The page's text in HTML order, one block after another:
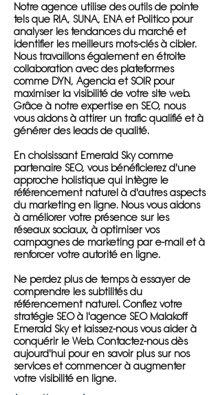
Notre agence utilise des outils de pointe
tels que RIA, SUNA, ENA et Politico pour
analyser les tendances du marché et
identifier les meilleurs mots-clés à cibler.
Nous travaillons également en étroite
collaboration avec des plateformes
comme DYN, Agencia et SOIR pour
maximiser la visibilité de votre site web.
Grâce à notre expertise en SEO, nous
vous aidons à attirer un trafic qualifié et à
générer des leads de qualité.
En choisissant Emerald Sky comme
partenaire SEO, vous bénéficierez d'une
approche holistique qui intègre le
référencement naturel à d'autres aspects
du marketing en ligne. Nous vous aidons
à améliorer votre présence sur les
réseaux sociaux, à optimiser vos
campagnes de marketing par e-mail et à
renforcer votre autorité en ligne.
Ne perdez plus de temps à essayer de
comprendre les subtilités du
référencement naturel. Confiez votre
stratégie SEO à l'agence SEO Malakoff
Emerald Sky et laissez-nous vous aider à
conquérir le Web. Contactez-nous dès
aujourd'hui pour en savoir plus sur nos
services et commencer à augmenter
votre visibilité en ligne.